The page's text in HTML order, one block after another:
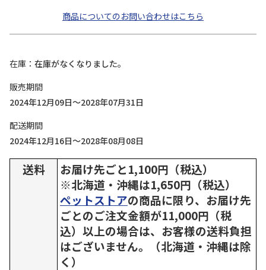
商品についてのお問い合わせはこちら
在庫
在庫がなくなりました。
販売期間
2024年12月09日～2028年07月31日
配送期間
2024年12月16日～2028年08月08日
送料
お届け先ごと1,100円（税込）
※北海道・沖縄は1,650円（税込）
ペットストアの商品に限り、お届け先
ごとのご注文金額が11,000円（税
込）以上の場合は、お客様の送料負担
はございません。（北海道・沖縄は除
く）